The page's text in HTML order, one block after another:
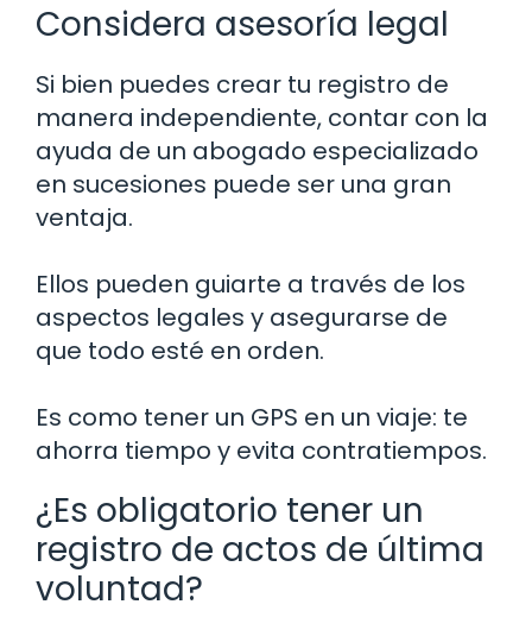
Considera asesoría legal
Si bien puedes crear tu registro de
manera independiente, contar con la
ayuda de un abogado especializado
en sucesiones puede ser una gran
ventaja.
Ellos pueden guiarte a través de los
aspectos legales y asegurarse de
que todo esté en orden.
Es como tener un GPS en un viaje: te
ahorra tiempo y evita contratiempos.
¿Es obligatorio tener un
registro de actos de última
voluntad?